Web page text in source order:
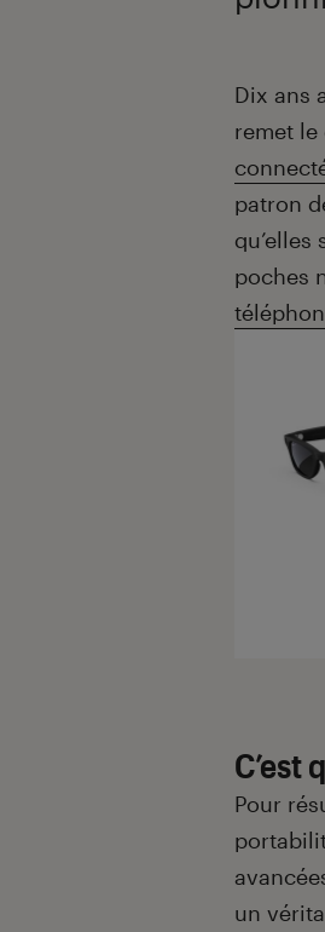
Dix ans
remet
patron
poches
C’est
Pour
un